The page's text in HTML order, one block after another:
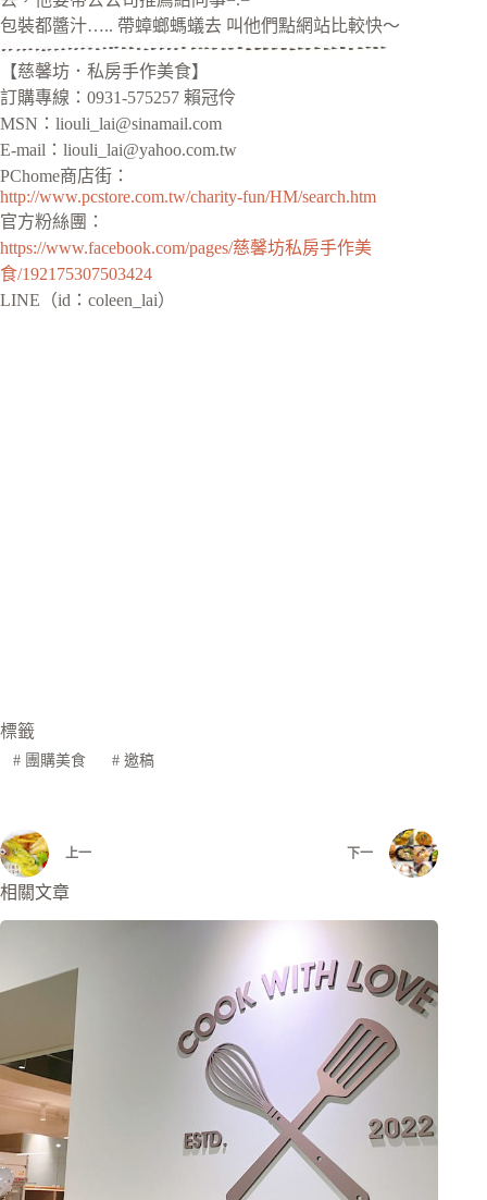
包裝都醬汁….. 帶蟑螂螞蟻去 叫他們點網站比較快～
【慈馨坊．私房手作美食】
訂購專線：0931-575257 賴冠伶
MSN： liouli_lai@sinamail.com
E-mail： liouli_lai@yahoo.com.tw
PChome商店街：
http://www.pcstore.com.tw/charity-fun/HM/search.htm
官方粉絲團：
https://www.facebook.com/pages/慈馨坊私房手作美
食/192175307503424
LINE（id：coleen_lai）
標籤
#團購美食 #邀稿
上一 下一
相關文章